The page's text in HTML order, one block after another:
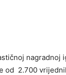
nagradnoj
od 2.700